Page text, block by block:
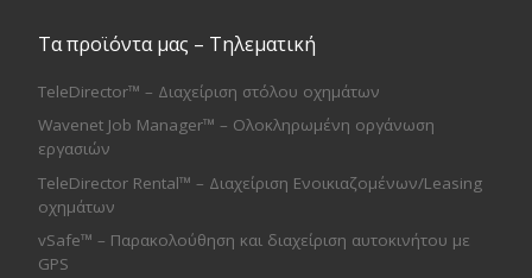
Τα προϊόντα μας – Τηλεματική
TeleDirector™ – Διαχείριση στόλου οχημάτων
Wavenet Job Manager™ – Ολοκληρωμένη οργάνωση
εργασιών
TeleDirector Rental™ – Διαχείριση Ενοικιαζομένων/Leasing
οχημάτων
vSafe™ – Παρακολούθηση και διαχείριση αυτοκινήτου με
GPS